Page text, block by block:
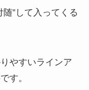
”して入ってくる
やすいラインア
す。